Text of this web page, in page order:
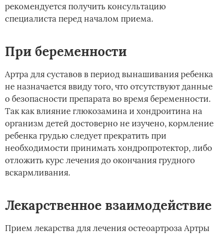
рекомендуется получить консультацию
специалиста перед началом приема.
При беременности
Артра для суставов в период вынашивания ребенка
не назначается ввиду того, что отсутствуют данные
о безопасности препарата во время беременности.
Так как влияние глюкозамина и хондроитина на
организм детей достоверно не изучено, кормление
ребенка грудью следует прекратить при
необходимости принимать хондропротектор, либо
отложить курс лечения до окончания грудного
вскармливания.
Лекарственное взаимодействие
Прием лекарства для лечения остеоартроза Артры